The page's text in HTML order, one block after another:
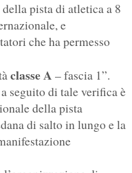
pista di atletica a 8
e
che ha permesso
classe A – fascia 1”.
seguito di tale verifica è
della pista
di salto in lungo e la